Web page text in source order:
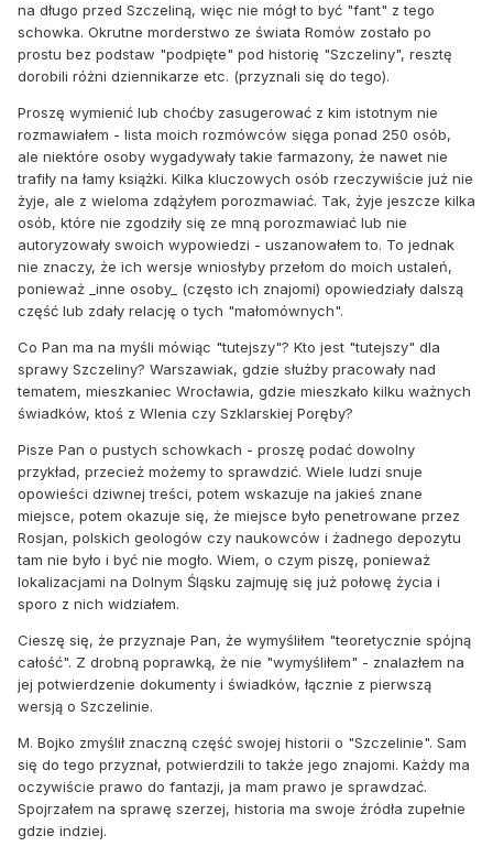
na długo przed Szczeliną, więc nie mógł to być "fant" z tego
schowka. Okrutne morderstwo ze świata Romów zostało po
prostu bez podstaw "podpięte" pod historię "Szczeliny", resztę
dorobili różni dziennikarze etc. (przyznali się do tego).
Proszę wymienić lub choćby zasugerować z kim istotnym nie
rozmawiałem - lista moich rozmówców sięga ponad 250 osób,
ale niektóre osoby wygadywały takie farmazony, że nawet nie
trafiły na łamy książki. Kilka kluczowych osób rzeczywiście już nie
żyje, ale z wieloma zdążyłem porozmawiać. Tak, żyje jeszcze kilka
osób, które nie zgodziły się ze mną porozmawiać lub nie
autoryzowały swoich wypowiedzi - uszanowałem to. To jednak
nie znaczy, że ich wersje wniosłyby przełom do moich ustaleń,
ponieważ _inne osoby_ (często ich znajomi) opowiedziały dalszą
część lub zdały relację o tych "małomównych".
Co Pan ma na myśli mówiąc "tutejszy"? Kto jest "tutejszy" dla
sprawy Szczeliny? Warszawiak, gdzie służby pracowały nad
tematem, mieszkaniec Wrocławia, gdzie mieszkało kilku ważnych
świadków, ktoś z Wlenia czy Szklarskiej Poręby?
Pisze Pan o pustych schowkach - proszę podać dowolny
przykład, przecież możemy to sprawdzić. Wiele ludzi snuje
opowieści dziwnej treści, potem wskazuje na jakieś znane
miejsce, potem okazuje się, że miejsce było penetrowane przez
Rosjan, polskich geologów czy naukowców i żadnego depozytu
tam nie było i być nie mogło. Wiem, o czym piszę, ponieważ
lokalizacjami na Dolnym Śląsku zajmuję się już połowę życia i
sporo z nich widziałem.
Cieszę się, że przyznaje Pan, że wymyśliłem "teoretycznie spójną
całość". Z drobną poprawką, że nie "wymyśliłem" - znalazłem na
jej potwierdzenie dokumenty i świadków, łącznie z pierwszą
wersją o Szczelinie.
M. Bojko zmyślił znaczną część swojej historii o "Szczelinie". Sam
się do tego przyznał, potwierdzili to także jego znajomi. Każdy ma
oczywiście prawo do fantazji, ja mam prawo je sprawdzać.
Spojrzałem na sprawę szerzej, historia ma swoje źródła zupełnie
gdzie indziej.